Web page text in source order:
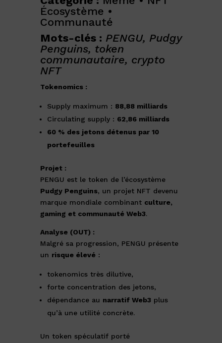
Écosystème •
Communauté
Mots-clés : PENGU, Pudgy
Penguins, token
communautaire, crypto
NFT
Tokenomics :
Supply maximum : 88,88 milliards
Circulating supply : 62,86 milliards
60 % des jetons détenus par 10
portefeuilles
Projet :
PENGU est le token de l’écosystème
Pudgy Penguins, un projet NFT devenu
marque mondiale combinant culture,
gaming et communauté Web3.
Analyse (OUT) :
Malgré sa progression, PENGU présente
un risque élevé:
tokenomics très dilutive,
forte concentration des jetons,
dépendance au narratif Web3plus
qu’à une utilité concrète.
Un token spéculatif porté